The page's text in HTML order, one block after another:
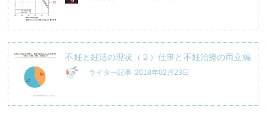
不妊と妊活の現状（２）仕事と不妊治療の両立編
ライター記事 2018年02月23日